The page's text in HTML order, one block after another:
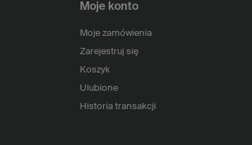
Moje konto
Moje zamówienia
Zarejestruj się
Koszyk
Ulubione
Historia transakcji